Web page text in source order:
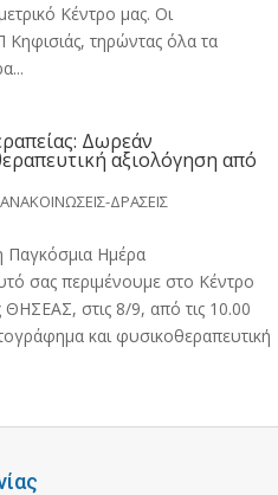
Κέντρο μας. Οι
Κηφισιάς, τηρώντας όλα τα
Δωρεάν
αξιολόγηση από
ΑΝΑΚΟΙΝΩΣΕΙΣ-ΔΡΑΣΕΙΣ
Παγκόσμια Ημέρα
σας περιμένουμε στο Κέντρο
στις 8/9, από τις 10.00
και φυσικοθεραπευτική